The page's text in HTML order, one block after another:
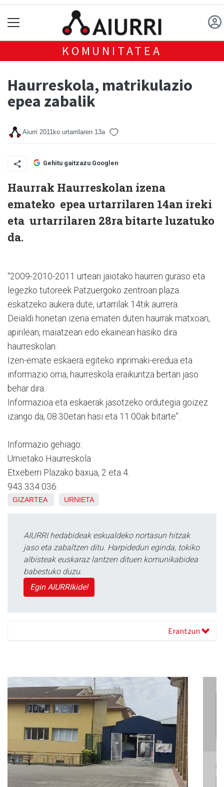
KOMUNITATEA
Haurreskola, matrikulazio
epea zabalik
Aiurri 2011ko urtarrilaren 13a
Gehitu gaitzazu Googlen
Haurrak Haurreskolan izena
emateko epea urtarrilaren 14an ireki
eta urtarrilaren 28ra bitarte luzatuko
da.
“2009-2010-2011 urtean jaiotako haurren guraso eta
legezko tutoreek Patzuergoko zentroan plaza
eskatzeko aukera dute, urtarrilak 14tik aurrera.
Deialdi honetan izena ematen duten haurrak matxoan,
apirilean, maiatzean edo ekainean hasiko dira
haurreskolan.
Izen-emate eskaera egiteko inprimaki-eredua eta
informazio orria, haurreskola eraikuntza bertan jaso
behar dira.
Informazioa eta eskaerak jasotzeko ordutegia goizez
izango da, 08.30etan hasi eta 11:00ak bitarte”.
Informazio gehiago:
Urnietako Haurreskola
Etxeberri Plazako baxua, 2 eta 4.
943 334 036.
GIZARTEA URNIETA
AIURRI hedabideak eskualdeko nortasun hitzak
jaso eta zabaltzen ditu. Harpidedun eginda, tokiko
albisteak euskaraz lantzen dituen komunikabidea
babestuko duzu.
Egin AIURRIkide!
Erantzun